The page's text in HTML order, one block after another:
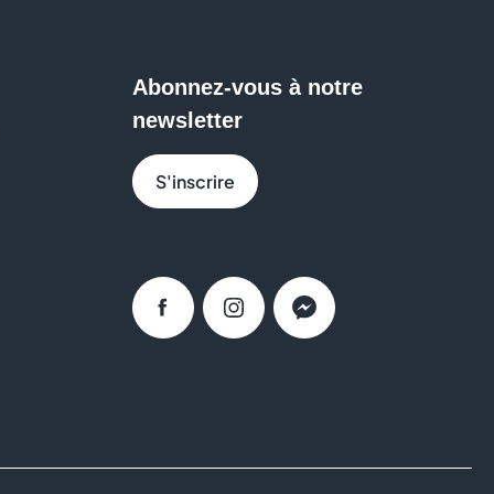
Abonnez-vous à notre
newsletter
S'inscrire
FacebookInstagramMessenger